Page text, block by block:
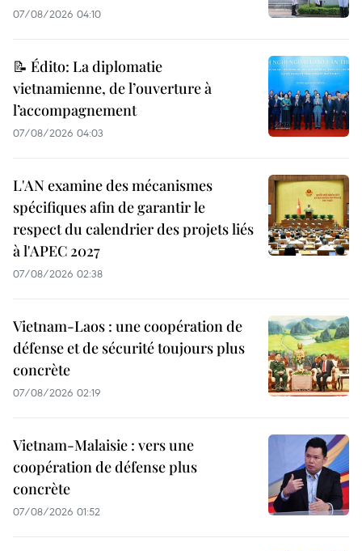
07/08/2026 04:10
📝 Édito: La diplomatie
vietnamienne, de l’ouverture à
l’accompagnement
07/08/2026 04:03
L'AN examine des mécanismes
spécifiques afin de garantir le
respect du calendrier des projets liés
à l'APEC 2027
07/08/2026 02:38
Vietnam-Laos : une coopération de
défense et de sécurité toujours plus
concrète
07/08/2026 02:19
Vietnam-Malaisie : vers une
coopération de défense plus
concrète
07/08/2026 01:52